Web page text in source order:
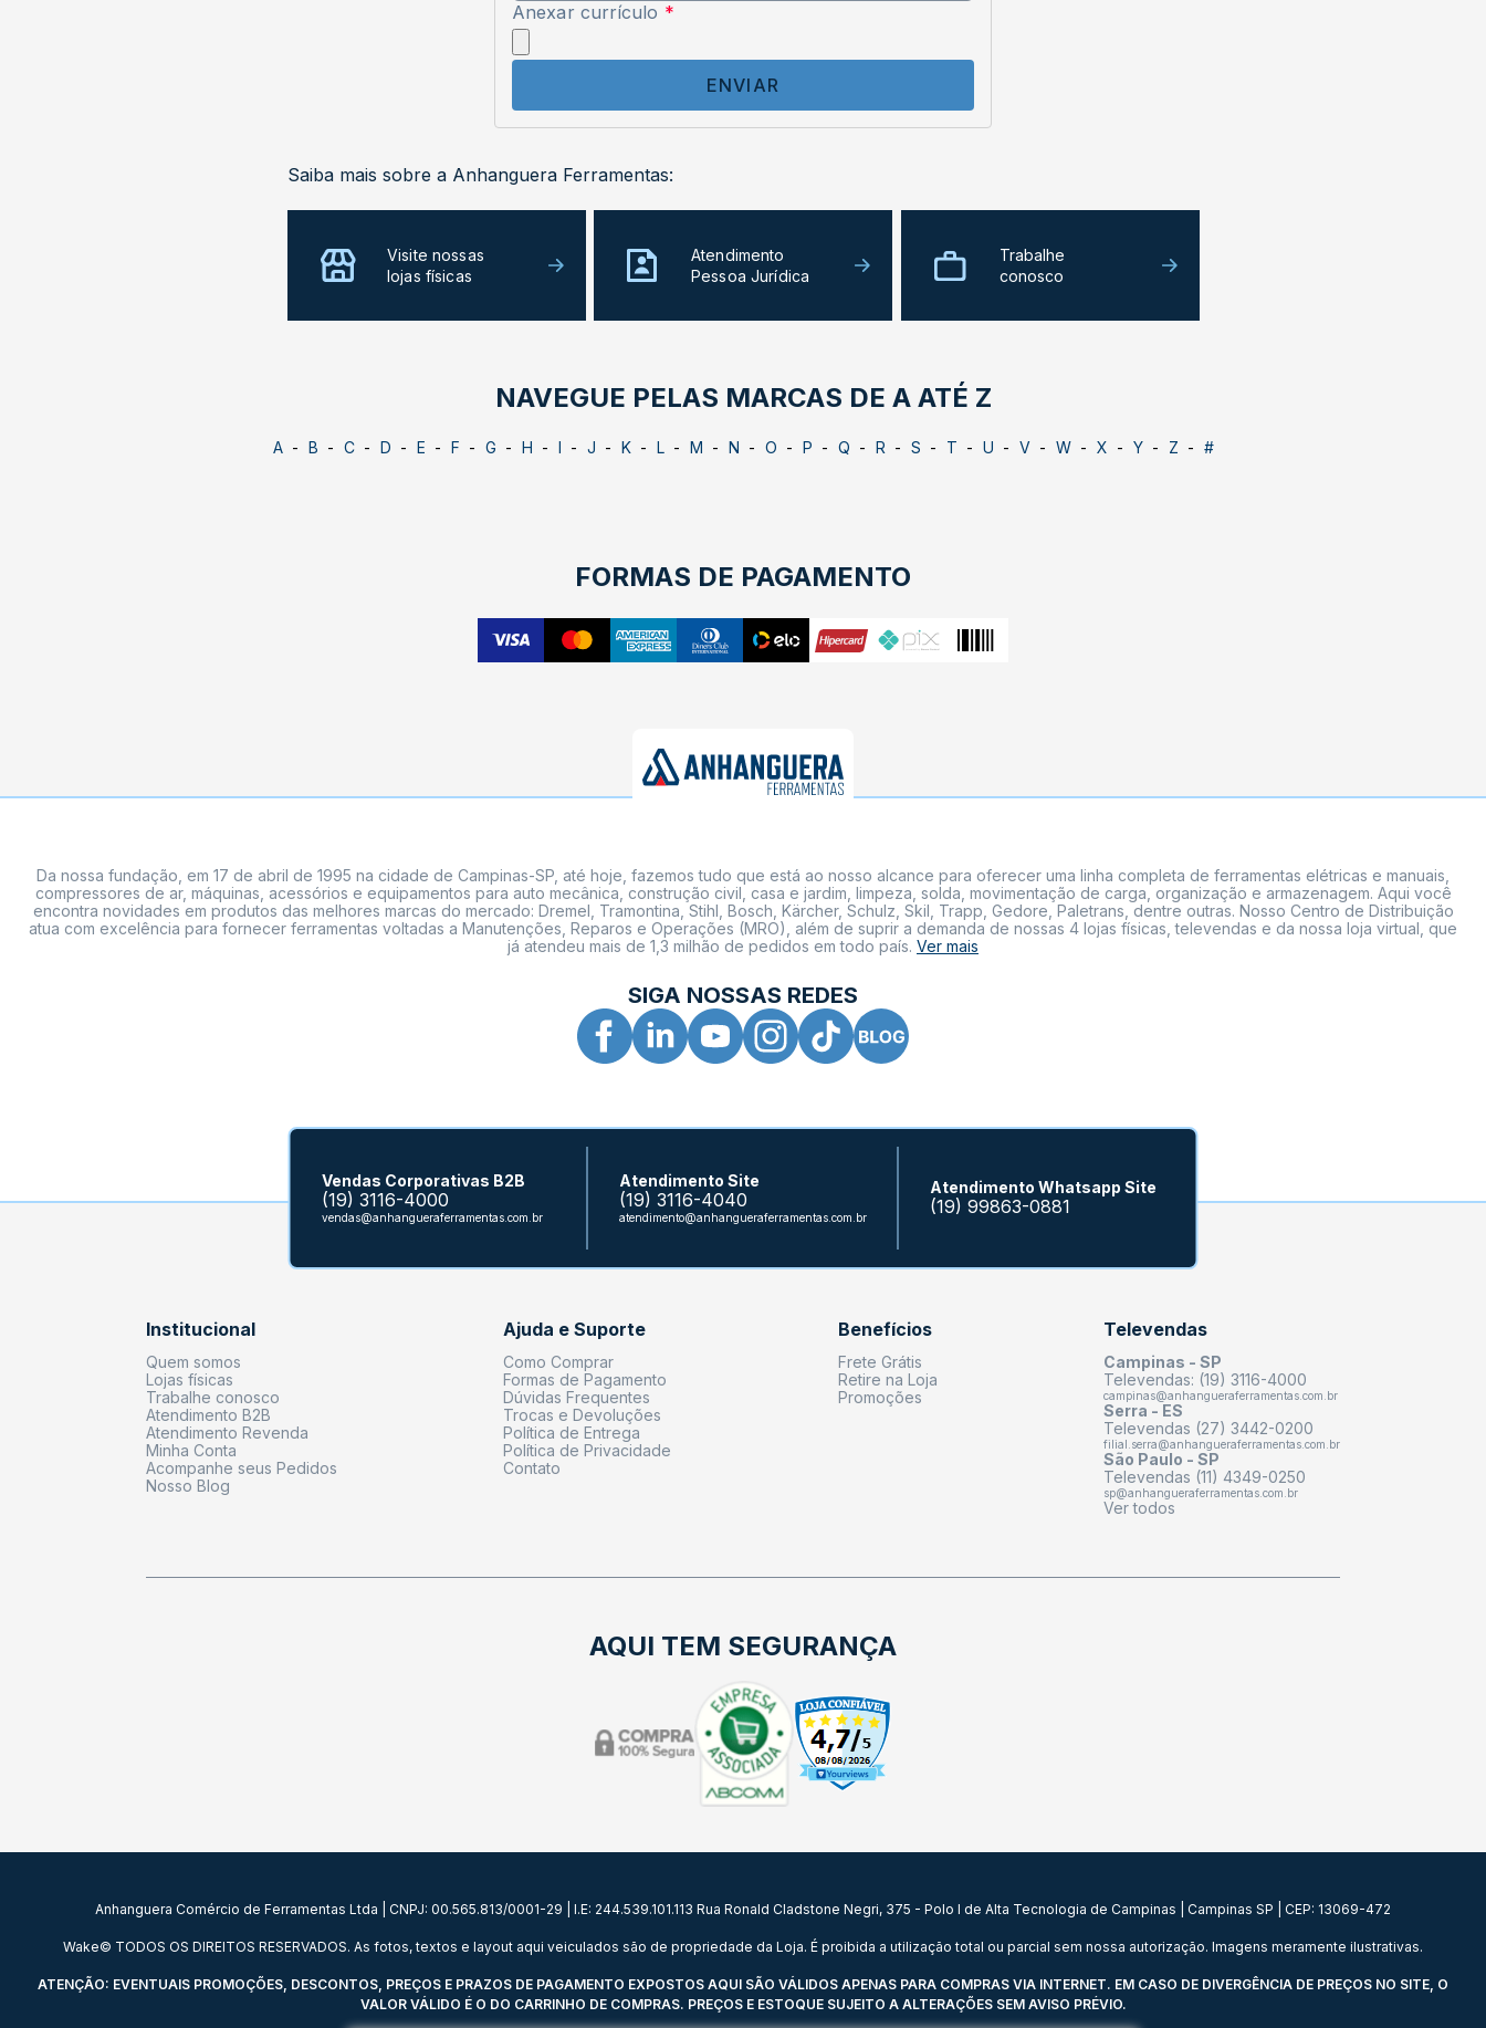
Anexar currículo *
ENVIAR
Saiba mais sobre a Anhanguera Ferramentas:
Visite nossas
lojas físicas
Atendimento
Pessoa Jurídica
Trabalhe
conosco
NAVEGUE PELAS MARCAS DE A ATÉ Z
A B C D E F G H I J K L M N O P Q R S T U V W X Y Z #
FORMAS DE PAGAMENTO
Da nossa fundação, em 17 de abril de 1995 na cidade de Campinas-SP, até hoje, fazemos tudo que está ao nosso alcance para oferecer uma linha completa de ferramentas elétricas e manuais,
compressores de ar, máquinas, acessórios e equipamentos para auto mecânica, construção civil, casa e jardim, limpeza, solda, movimentação de carga, organização e armazenagem. Aqui você
encontra novidades em produtos das melhores marcas do mercado: Dremel, Tramontina, Stihl, Bosch, Kärcher, Schulz, Skil, Trapp, Gedore, Paletrans, dentre outras. Nosso Centro de Distribuição
atua com excelência para fornecer ferramentas voltadas a Manutenções, Reparos e Operações (MRO), além de suprir a demanda de nossas 4 lojas físicas, televendas e da nossa loja virtual, que
já atendeu mais de 1,3 milhão de pedidos em todo país. Ver mais
SIGA NOSSAS REDES
Vendas Corporativas B2B
(19) 3116-4000
vendas@anhangueraferramentas.com.br
Atendimento Site
(19) 3116-4040
atendimento@anhangueraferramentas.com.br
Atendimento Whatsapp Site
(19) 99863-0881
Institucional
Quem somos
Lojas físicas
Trabalhe conosco
Atendimento B2B
Atendimento Revenda
Minha Conta
Acompanhe seus Pedidos
Nosso Blog
Ajuda e Suporte
Como Comprar
Formas de Pagamento
Dúvidas Frequentes
Trocas e Devoluções
Política de Entrega
Política de Privacidade
Contato
Benefícios
Frete Grátis
Retire na Loja
Promoções
Televendas
Campinas - SP
Televendas: (19) 3116-4000
campinas@anhangueraferramentas.com.br
Serra - ES
Televendas (27) 3442-0200
filial.serra@anhangueraferramentas.com.br
São Paulo - SP
Televendas (11) 4349-0250
sp@anhangueraferramentas.com.br
Ver todos
AQUI TEM SEGURANÇA
Anhanguera Comércio de Ferramentas Ltda | CNPJ: 00.565.813/0001-29 | I.E: 244.539.101.113 Rua Ronald Cladstone Negri, 375 - Polo I de Alta Tecnologia de Campinas | Campinas SP | CEP: 13069-472
Wake© TODOS OS DIREITOS RESERVADOS. As fotos, textos e layout aqui veiculados são de propriedade da Loja. É proibida a utilização total ou parcial sem nossa autorização. Imagens meramente ilustrativas.
ATENÇÃO: EVENTUAIS PROMOÇÕES, DESCONTOS, PREÇOS E PRAZOS DE PAGAMENTO EXPOSTOS AQUI SÃO VÁLIDOS APENAS PARA COMPRAS VIA INTERNET. EM CASO DE DIVERGÊNCIA DE PREÇOS NO SITE, O
VALOR VÁLIDO É O DO CARRINHO DE COMPRAS. PREÇOS E ESTOQUE SUJEITO A ALTERAÇÕES SEM AVISO PRÉVIO.